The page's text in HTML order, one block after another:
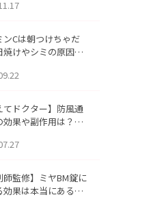
て
ンCは朝つけちゃだ
焼けやシミの原因に
てドクター】防風通
効果や副作用は？長
師監修】ミヤBM錠に
効果は本当にある